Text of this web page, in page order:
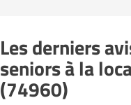
Les derniers
seniors à la
(74960)